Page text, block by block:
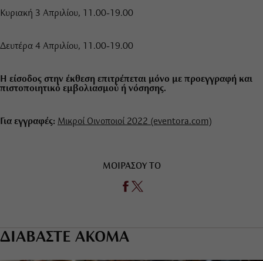
Κυριακή 3 Απριλίου, 11.00-19.00
Δευτέρα 4 Απριλίου, 11.00-19.00
Η είσοδος στην έκθεση επιτρέπεται μόνο με προεγγραφή και
πιστοποιητικό εμβολιασμού ή νόσησης.
Για εγγραφές: Μικροί Οινοποιοί 2022 (eventora.com)
ΜΟΙΡΑΣΟΥ ΤΟ
ΔΙΑΒΑΣΤΕ ΑΚΟΜΑ